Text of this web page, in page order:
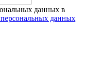
данных в
данных